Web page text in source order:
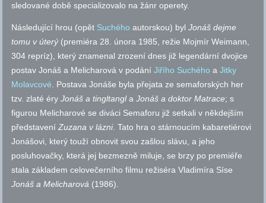
sledované době specializovalo na žánr operety.
Následující hrou (opět Suchého autorskou) bylJonáš dejme
tomu v úterý(premiéra 28. února 1985, režie Mojmír Weimann,
304 repríz), který znamenal zrození dnes již legendární dvojice
postav Jonáš a Melicharová v podáníJiřího Suchého aJitky
Molavcové. Postava Jonáše byla přejata ze semaforských her
tzv. zlaté éryJonáš a tingltanglaJonáš a doktor Matrace; s
figurou Melicharové se diváci Semaforu již setkali v někdejším
představeníZuzana v lázni. Tato hra o stárnoucím kabaretiérovi
Jonášovi, který touží obnovit svou zašlou slávu, a jeho
posluhovačky, která jej bezmezně miluje, se brzy po premiéře
stala základem celovečerního filmu režiséra Vladimíra Síse
Jonáš a Melicharová (1986).